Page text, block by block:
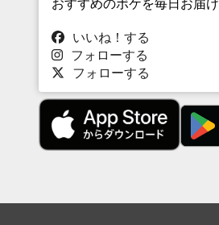
おすすめのボケを毎日お届け
いいね！する
フォローする
フォローする